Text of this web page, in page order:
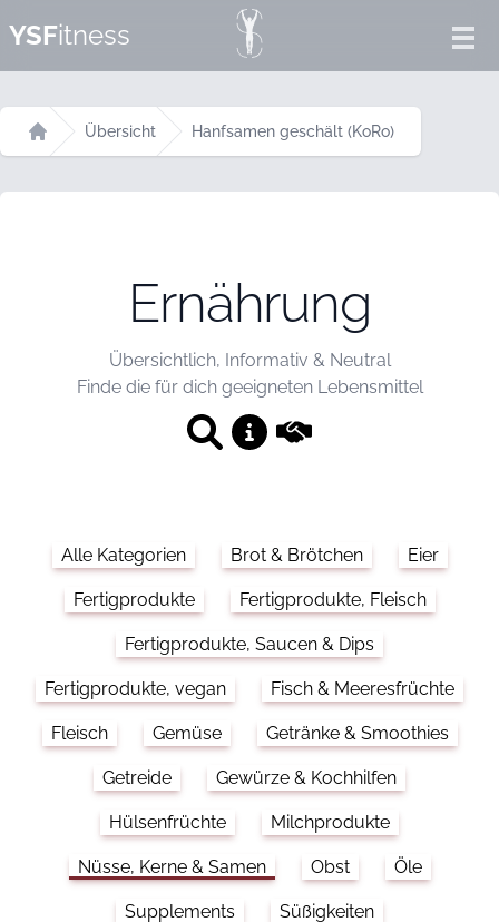
YSFitness
Startseite
Übersicht Hanfsamen geschält (KoRo)
Ernährung
Übersichtlich, Informativ & Neutral
Finde die für dich geeigneten Lebensmittel
Alle Kategorien Brot & Brötchen Eier
Fertigprodukte Fertigprodukte, Fleisch
Fertigprodukte, Saucen & Dips
Fertigprodukte, vegan Fisch & Meeresfrüchte
Fleisch Gemüse Getränke & Smoothies
Getreide Gewürze & Kochhilfen
Hülsenfrüchte Milchprodukte
Nüsse, Kerne & Samen Obst Öle
Supplements Süßigkeiten